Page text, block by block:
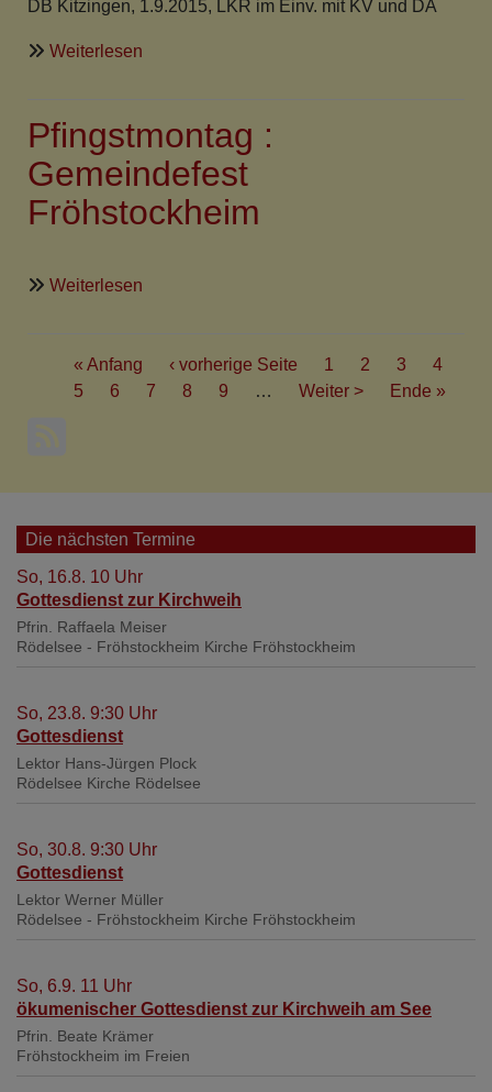
DB Kitzingen, 1.9.2015, LKR im Einv. mit KV und DA
Weiterlesen
-
Wiederbesetzt
seit
1.4.2016:
Pfingstmontag :
Gemeindefest
Fröhstockheim
Weiterlesen
Gemeindefest
Fröhstockheim
Seitennummerierung
First
page
« Anfang
Vorherige
Seite
‹ vorherige Seite Seite
1 Seite
2 Seite
3 Seite
4
Aktuelle
5 Seite
6 Seite
7 Seite
8 Seite
9 …
Nächste
Weiter >
Last
Ende »
Die nächsten Termine
So, 16.8. 10 Uhr
Gottesdienst zur Kirchweih
Pfrin. Raffaela Meiser
Rödelsee - Fröhstockheim Kirche Fröhstockheim
So, 23.8. 9:30 Uhr
Gottesdienst
Lektor Hans-Jürgen Plock
Rödelsee Kirche Rödelsee
So, 30.8. 9:30 Uhr
Gottesdienst
Lektor Werner Müller
Rödelsee - Fröhstockheim Kirche Fröhstockheim
So, 6.9. 11 Uhr
ökumenischer Gottesdienst zur Kirchweih am See
Pfrin. Beate Krämer
Fröhstockheim im Freien